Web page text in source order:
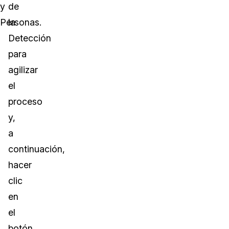
y
Personas.
de
la
Detección
para
agilizar
el
proceso
y,
a
continuación,
hacer
clic
en
el